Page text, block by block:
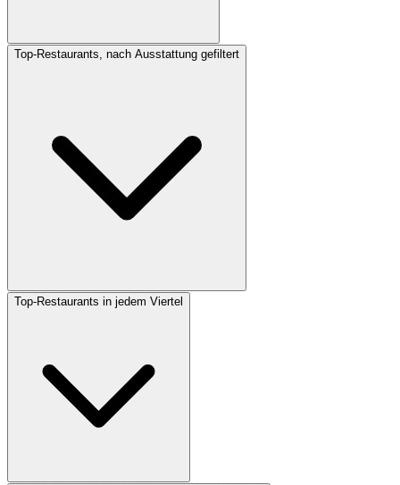
Top-Restaurants, nach Ausstattung gefiltert
Top-Restaurants in jedem Viertel